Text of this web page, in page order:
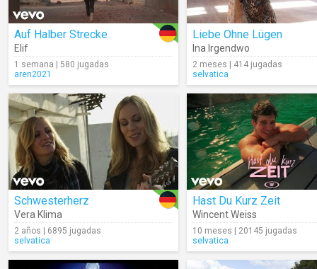
Auf Halber Strecke
Elif
1 semana | 580 jugadas
aren2021
Liebe Ohne Lügen
Ina Irgendwo
2 meses | 414 jugadas
selvatica
Schwesterherz
Vera Klima
2 años | 6895 jugadas
selvatica
Hast Du Kurz Zeit
Wincent Weiss
10 meses | 20145 jugadas
selvatica